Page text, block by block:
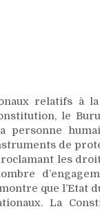
relatifs à
le
personne
de
les
que l’Etat
La